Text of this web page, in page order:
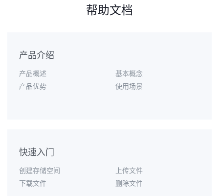
帮助文档
产品介绍
产品概述
基本概念
产品优势
使用场景
快速入门
创建存储空间
上传文件
下载文件
删除文件